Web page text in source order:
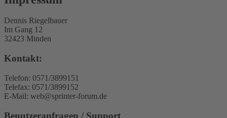
Dennis Riegelbauer
Im Gang 12
32423 Minden
Kontakt:
Telefon: 0571/3899151
Telefax: 0571/3899152
E-Mail: web@sprinter-forum.de
Benutzeranfragen / Support